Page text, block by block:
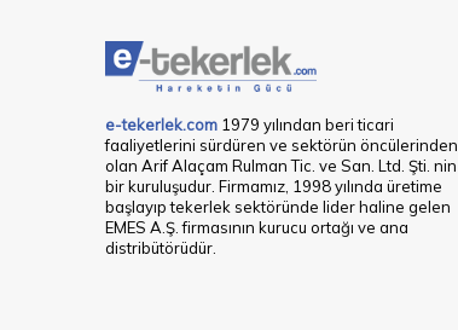
e-tekerlek.com 1979 yılından beri ticari
faaliyetlerini sürdüren ve sektörün öncülerinden
olan Arif Alaçam Rulman Tic. ve San. Ltd. Şti. nin
bir kuruluşudur. Firmamız, 1998 yılında üretime
başlayıp tekerlek sektöründe lider haline gelen
EMES A.Ş. firmasının kurucu ortağı ve ana
distribütörüdür.